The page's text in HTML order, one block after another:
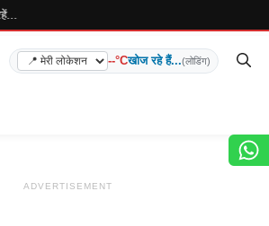
--°Cखोज रहे हैं...(लोडिंग)
ADVERTISEMENT